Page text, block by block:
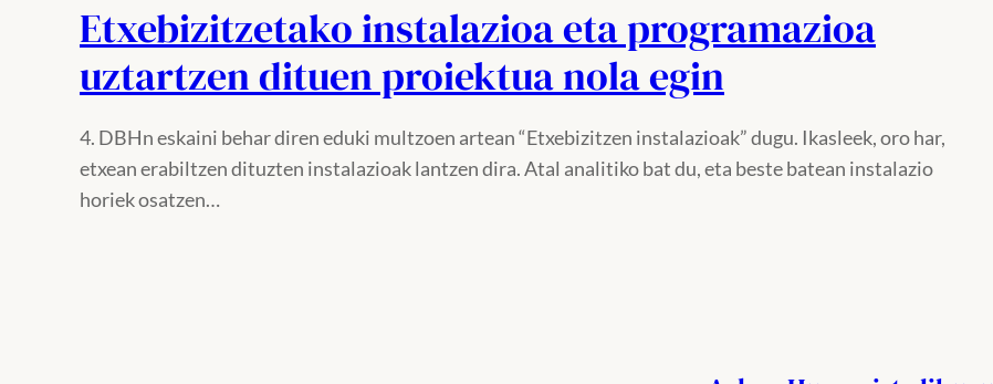
Etxebizitzetako instalazioa eta programazioa
uztartzen dituen proiektua nola egin
4. DBHn eskaini behar diren eduki multzoen artean “Etxebizitzen instalazioak” dugu. Ikasleek, oro har,
etxean erabiltzen dituzten instalazioak lantzen dira. Atal analitiko bat du, eta beste batean instalazio
horiek osatzen…